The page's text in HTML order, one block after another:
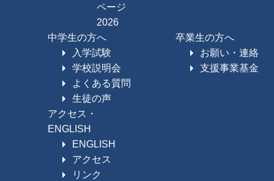
ページ
2026
中学生の方へ
入学試験
学校説明会
よくある質問
生徒の声
卒業生の方へ
お願い・連絡
支援事業基金
アクセス・
ENGLISH
ENGLISH
アクセス
リンク